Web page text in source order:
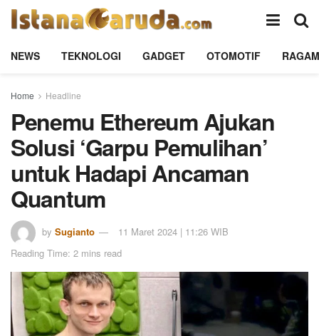
NEWS TEKNOLOGI GADGET OTOMOTIF RAGAM
Home Headline
Penemu Ethereum Ajukan
Solusi ‘Garpu Pemulihan’
untuk Hadapi Ancaman
Quantum
by Sugianto
11 Maret 2024 | 11:26 WIB
Reading Time: 2 mins read